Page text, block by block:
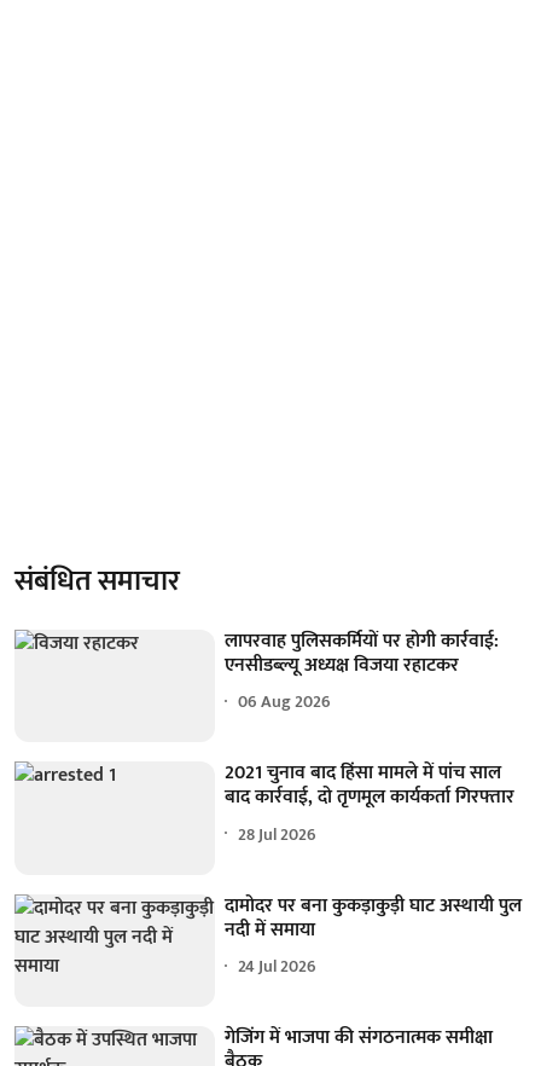
संबंधित समाचार
लापरवाह पुलिसकर्मियों पर होगी कार्रवाई:
एनसीडब्ल्यू अध्यक्ष विजया रहाटकर
06 Aug 2026
2021 चुनाव बाद हिंसा मामले में पांच साल
बाद कार्रवाई, दो तृणमूल कार्यकर्ता गिरफ्तार
28 Jul 2026
दामोदर पर बना कुकड़ाकुड़ी घाट अस्थायी पुल
नदी में समाया
24 Jul 2026
गेजिंग में भाजपा की संगठनात्मक समीक्षा